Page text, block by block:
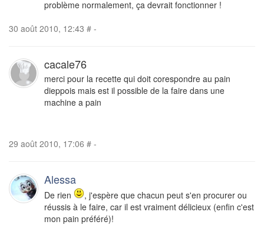
problème normalement, ça devrait fonctionner !
30 août 2010, 12:43 # -
cacale76
merci pour la recette qui doit corespondre au pain
dieppois mais est il possible de la faire dans une
machine a pain
29 août 2010, 17:06 # -
Alessa
De rien
, j'espère que chacun peut s'en procurer ou
réussis à le faire, car il est vraiment délicieux (enfin c'est
mon pain préféré)!